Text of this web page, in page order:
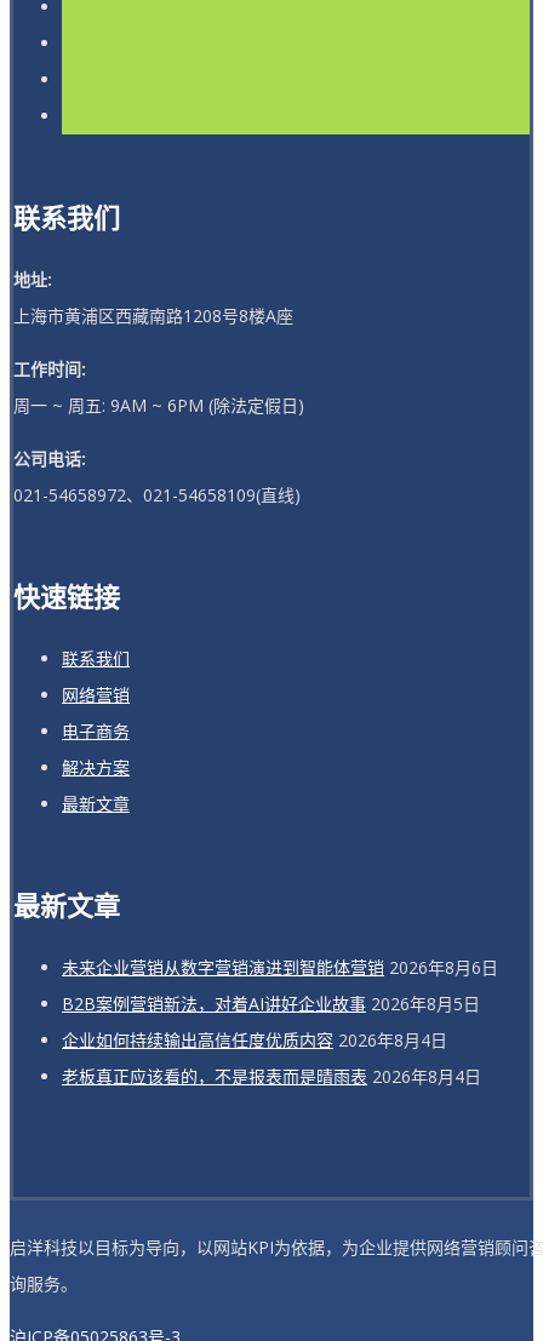
联系我们
地址:
上海市黄浦区西藏南路1208号8楼A座
工作时间:
周一 ~ 周五: 9AM ~ 6PM (除法定假日)
公司电话:
021-54658972、021-54658109(直线)
快速链接
联系我们
网络营销
电子商务
解决方案
最新文章
最新文章
未来企业营销从数字营销演进到智能体营销 2026年8月6日
B2B案例营销新法，对着AI讲好企业故事 2026年8月5日
企业如何持续输出高信任度优质内容 2026年8月4日
老板真正应该看的，不是报表而是晴雨表 2026年8月4日
启洋科技以目标为导向，以网站KPI为依据，为企业提供网络营销顾问
询服务。